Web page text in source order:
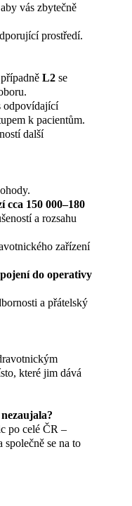
vás zbytečně
prostředí.
L2 se
odpovídající
k pacientům.
další
cca 150 000–180
a rozsahu
zařízení
do operativy
a přátelský
které jim dává
po celé ČR –
společně se na to